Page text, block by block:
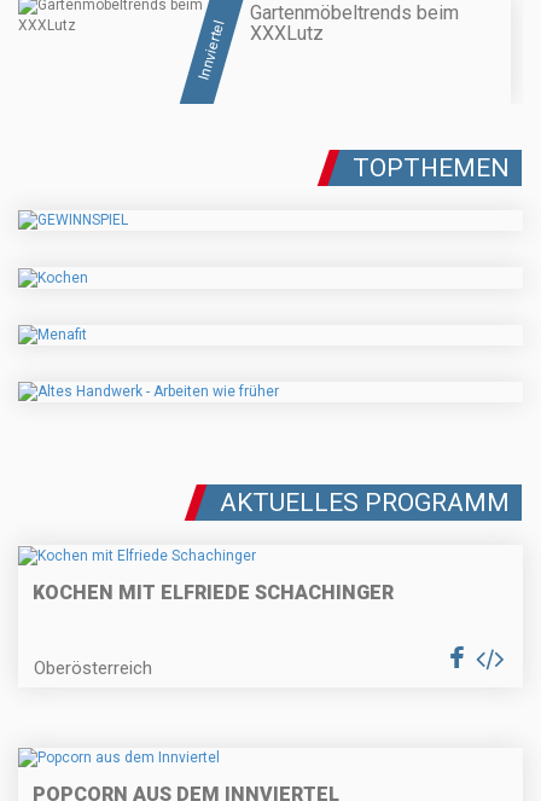
Innviertel
Gartenmöbeltrends beim
XXXLutz
TOPTHEMEN
AKTUELLES PROGRAMM
KOCHEN MIT ELFRIEDE SCHACHINGER
Oberösterreich
POPCORN AUS DEM INNVIERTEL